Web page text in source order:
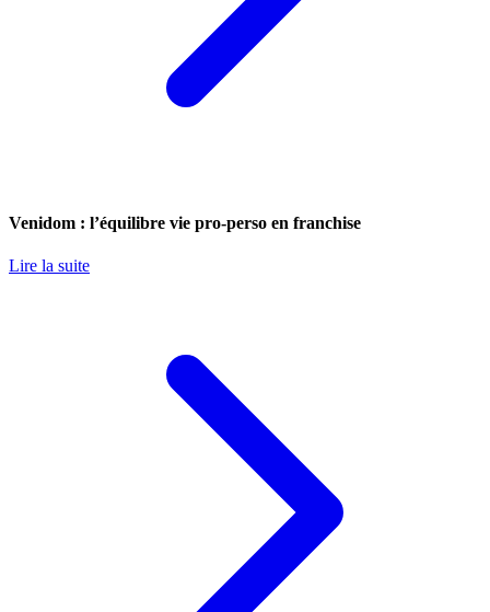
Venidom : l’équilibre vie pro-perso en franchise
Lire la suite